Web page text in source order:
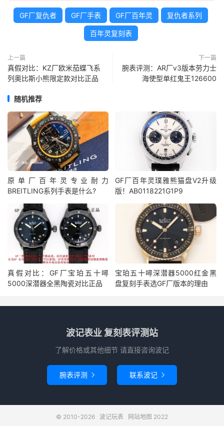
GF厂复仇者 GF厂手表 GF厂百年灵 复仇者系列
百年灵复刻表
上一篇
真假对比：KZ厂欧米茄蝶飞系
列奥比斯小熊限定款对比正品
下一篇
腕表评测：AR厂v3版本劳力士
海使型单红鬼王126600
随机推荐
原单厂百年灵专业耐力
BREITLING系列手表是什么?
GF厂百年灵璞雅熊猫盘V2升级
版！AB0118221G1P9
真假对比：GF厂宝珀五十噚
5000深潜器全黑陶瓷对比正品
宝珀五十噚深潜器5000红金黑
盘复刻手表选GF厂版本的理由
波记表业 复刻表评测站
了解价格或其他细节 请直接咨询波记
腕表评测  联系波记 
© 2010-2026 波记玩表 网站地图 2022